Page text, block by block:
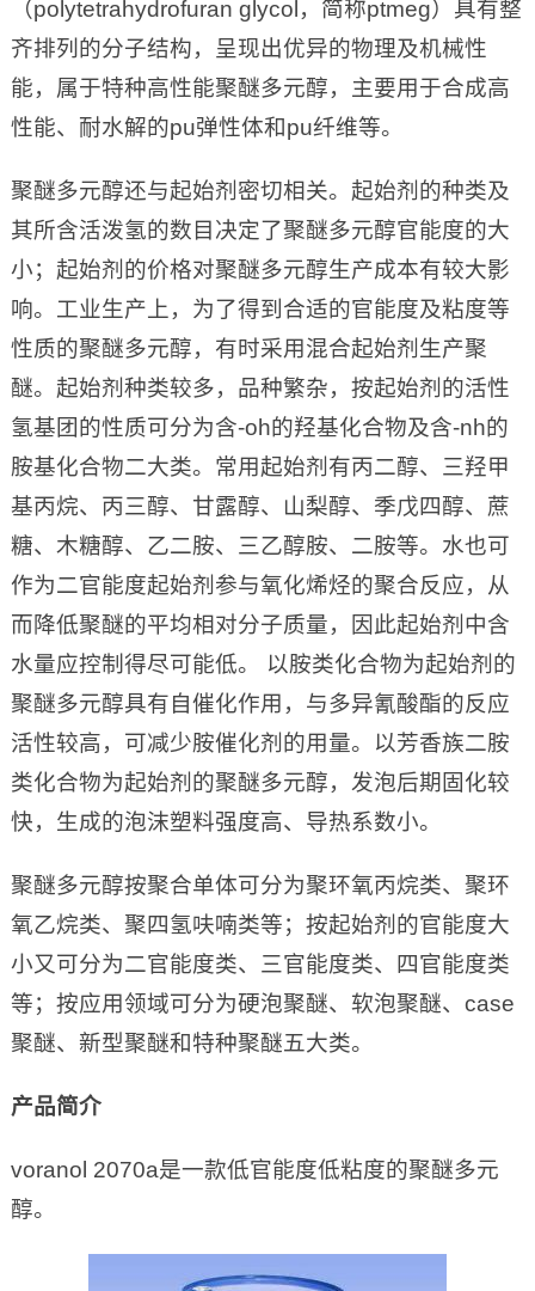
（polytetrahydrofuran glycol，简称ptmeg）具有整
齐排列的分子结构，呈现出优异的物理及机械性
能，属于特种高性能聚醚多元醇，主要用于合成高
性能、耐水解的pu弹性体和pu纤维等。
聚醚多元醇还与起始剂密切相关。起始剂的种类及
其所含活泼氢的数目决定了聚醚多元醇官能度的大
小；起始剂的价格对聚醚多元醇生产成本有较大影
响。工业生产上，为了得到合适的官能度及粘度等
性质的聚醚多元醇，有时采用混合起始剂生产聚
醚。起始剂种类较多，品种繁杂，按起始剂的活性
氢基团的性质可分为含-oh的羟基化合物及含-nh的
胺基化合物二大类。常用起始剂有丙二醇、三羟甲
基丙烷、丙三醇、甘露醇、山梨醇、季戊四醇、蔗
糖、木糖醇、乙二胺、三乙醇胺、二胺等。水也可
作为二官能度起始剂参与氧化烯烃的聚合反应，从
而降低聚醚的平均相对分子质量，因此起始剂中含
水量应控制得尽可能低。 以胺类化合物为起始剂的
聚醚多元醇具有自催化作用，与多异氰酸酯的反应
活性较高，可减少胺催化剂的用量。以芳香族二胺
类化合物为起始剂的聚醚多元醇，发泡后期固化较
快，生成的泡沫塑料强度高、导热系数小。
聚醚多元醇按聚合单体可分为聚环氧丙烷类、聚环
氧乙烷类、聚四氢呋喃类等；按起始剂的官能度大
小又可分为二官能度类、三官能度类、四官能度类
等；按应用领域可分为硬泡聚醚、软泡聚醚、case
聚醚、新型聚醚和特种聚醚五大类。
产品简介
voranol 2070a是一款低官能度低粘度的聚醚多元
醇。